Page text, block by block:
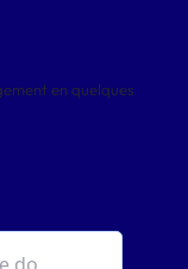
en quelques